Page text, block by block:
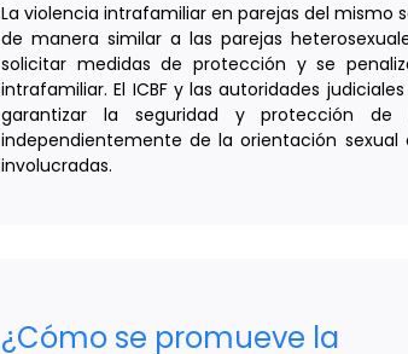
La violencia intrafamiliar en parejas del mismo
de manera similar a las parejas
solicitar medidas de protección y se
intrafamiliar. El ICBF y las autoridades
garantizar la seguridad y protección de
independientemente de la orientación sexual
involucradas.
¿Cómo se promueve la